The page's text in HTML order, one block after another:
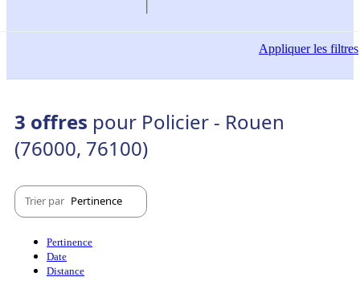
Appliquerles filtres
3 offres pour Policier - Rouen
(76000, 76100)
Trier par Pertinence
Pertinence
Date
Distance